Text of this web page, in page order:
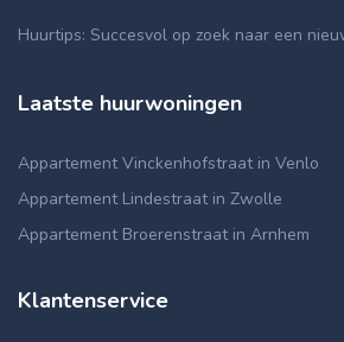
Huurtips: Succesvol op zoek naar een
Laatste huurwoningen
Appartement Vinckenhofstraat in Venlo
Appartement Lindestraat in Zwolle
Appartement Broerenstraat in Arnhem
Klantenservice